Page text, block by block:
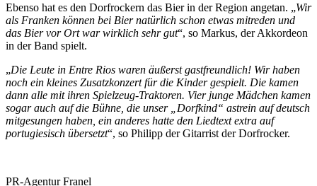
Ebenso hat es den Dorfrockern das Bier in der Region angetan. „Wir
als Franken können bei Bier natürlich schon etwas mitreden und
das Bier vor Ort war wirklich sehr gut“, so Markus, der Akkordeon
in der Band spielt.
„Die Leute in Entre Rios waren äußerst gastfreundlich! Wir haben
noch ein kleines Zusatzkonzert für die Kinder gespielt. Die kamen
dann alle mit ihren Spielzeug-Traktoren. Vier junge Mädchen kamen
sogar auch auf die Bühne, die unser „Dorfkind“ astrein auf deutsch
mitgesungen haben, ein anderes hatte den Liedtext extra auf
portugiesisch übersetzt“, so Philipp der Gitarrist der Dorfrocker.
PR-Agentur Franel